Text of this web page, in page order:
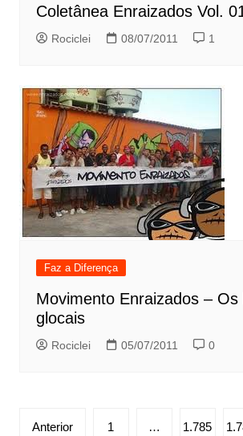
Coletânea Enraizados Vol.
Rociclei 08/07/2011 1
Faz a Diferença
Movimento Enraizados – Os
glocais
Rociclei 05/07/2011 0
Paginação
Anterior 1 … 1.785